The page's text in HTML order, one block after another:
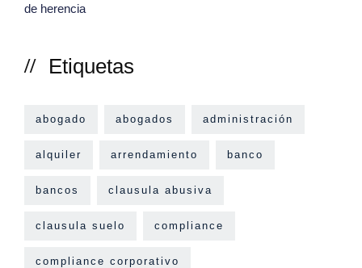
Etiquetas
abogado abogados administración
alquiler arrendamiento banco
bancos clausula abusiva
clausula suelo compliance
compliance corporativo